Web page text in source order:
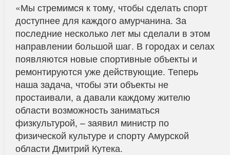
«Мы стремимся к тому, чтобы сделать спорт
доступнее для каждого амурчанина. За
последние несколько лет мы сделали в этом
направлении большой шаг. В городах и селах
появляются новые спортивные объекты и
ремонтируются уже действующие. Теперь
наша задача, чтобы эти объекты не
простаивали, а давали каждому жителю
области возможность заниматься
физкультурой, – заявил министр по
физической культуре и спорту Амурской
области Дмитрий Кутека.